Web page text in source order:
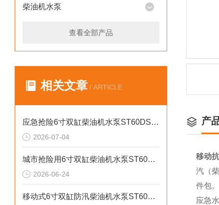
柴油机水泵
查看全部产品
相关文章 / ARTICLE
应急抢险6寸双缸柴油机水泵ST60DS产品介绍
2026-07-04
城市抢险用6寸双缸柴油机水泵ST60DS产品介绍
2026-06-24
移动式6寸双缸防汛柴油机水泵ST60SD产品介绍
产
移动
汽（
件包。
应急